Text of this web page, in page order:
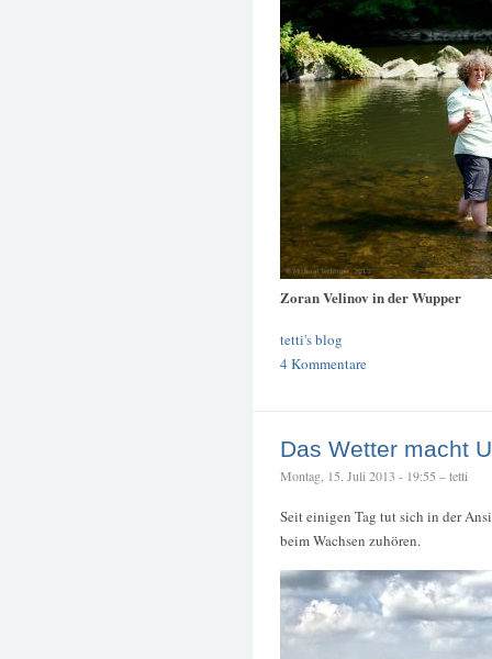
Zoran Velinov in der Wupper
tetti's blog
4 Kommentare
Das Wetter macht
Montag, 15. Juli 2013 - 19:55 – tetti
Seit einigen Tag tut sich in der
beim Wachsen zuhören.